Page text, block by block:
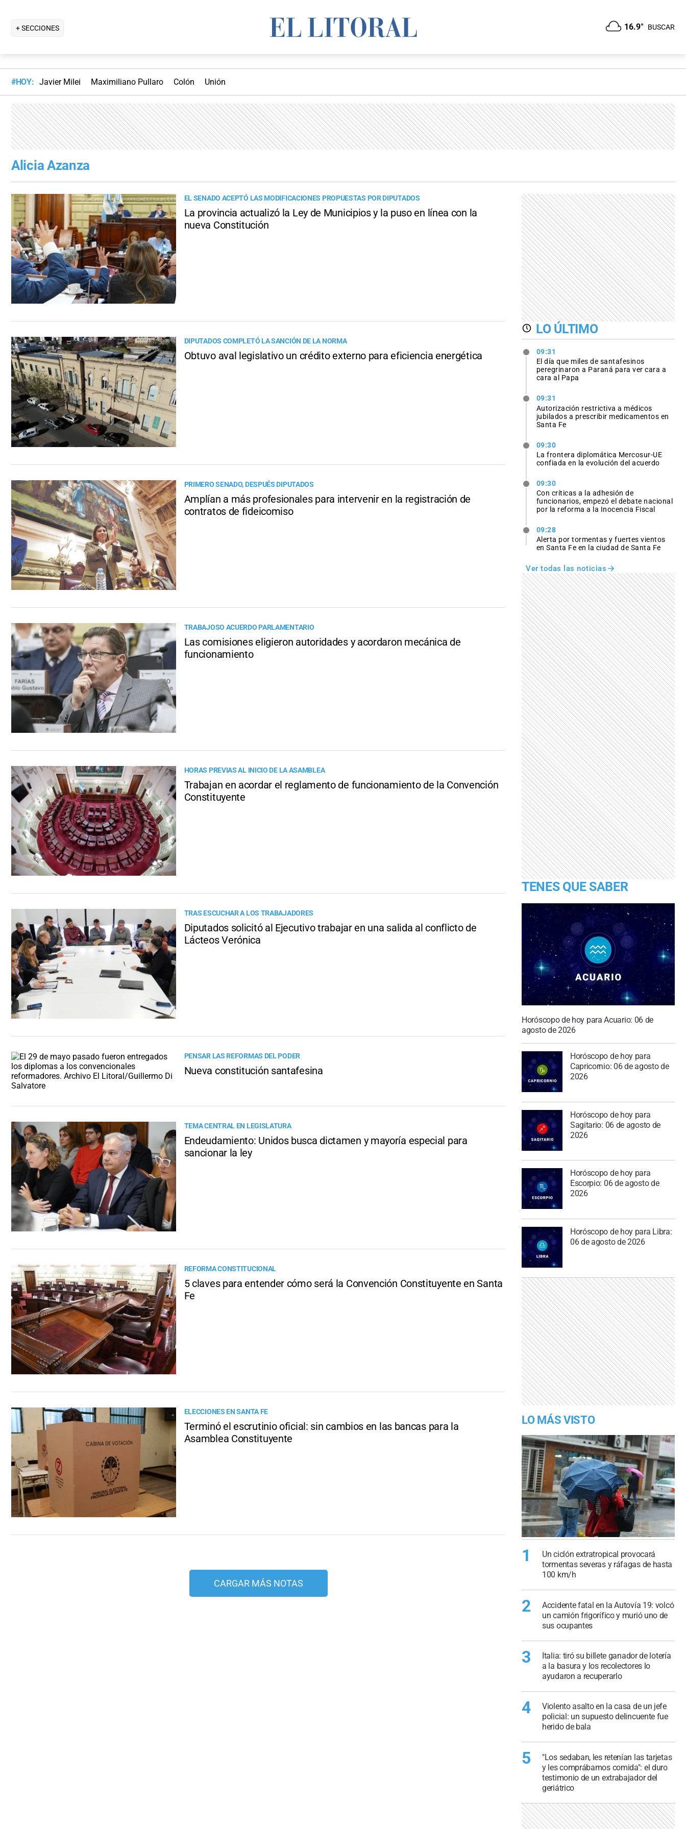
+ SECCIONES 16.9° BUSCAR
#HOY: Javier Milei Maximiliano Pullaro Colón Unión
Alicia Azanza
EL SENADO ACEPTÓ LAS MODIFICACIONES PROPUESTAS POR DIPUTADOS
La provincia actualizó la Ley de Municipios y la puso en línea con la
nueva Constitución
DIPUTADOS COMPLETÓ LA SANCIÓN DE LA NORMA
Obtuvo aval legislativo un crédito externo para eficiencia energética
PRIMERO SENADO, DESPUÉS DIPUTADOS
Amplían a más profesionales para intervenir en la registración de
contratos de fideicomiso
TRABAJOSO ACUERDO PARLAMENTARIO
Las comisiones eligieron autoridades y acordaron mecánica de
funcionamiento
HORAS PREVIAS AL INICIO DE LA ASAMBLEA
Trabajan en acordar el reglamento de funcionamiento de la Convención
Constituyente
TRAS ESCUCHAR A LOS TRABAJADORES
Diputados solicitó al Ejecutivo trabajar en una salida al conflicto de
Lácteos Verónica
PENSAR LAS REFORMAS DEL PODER
Nueva constitución santafesina
TEMA CENTRAL EN LEGISLATURA
Endeudamiento: Unidos busca dictamen y mayoría especial para
sancionar la ley
REFORMA CONSTITUCIONAL
5 claves para entender cómo será la Convención Constituyente en Santa
Fe
ELECCIONES EN SANTA FE
Terminó el escrutinio oficial: sin cambios en las bancas para la
Asamblea Constituyente
CARGAR MÁS NOTAS
LO ÚLTIMO
09:31
El día que miles de santafesinos
peregrinaron a Paraná para ver cara a
cara al Papa
09:31
Autorización restrictiva a médicos
jubilados a prescribir medicamentos en
Santa Fe
09:30
La frontera diplomática Mercosur-UE
confiada en la evolución del acuerdo
09:30
Con críticas a la adhesión de
funcionarios, empezó el debate nacional
por la reforma a la Inocencia Fiscal
09:28
Alerta por tormentas y fuertes vientos
en Santa Fe en la ciudad de Santa Fe
Ver todas las noticias
TENES QUE SABER
Horóscopo de hoy para Acuario: 06 de
agosto de 2026
Horóscopo de hoy para
Capricornio: 06 de agosto de
2026
Horóscopo de hoy para
Sagitario: 06 de agosto de
2026
Horóscopo de hoy para
Escorpio: 06 de agosto de
2026
Horóscopo de hoy para Libra:
06 de agosto de 2026
LO MÁS VISTO
1
Un ciclón extratropical provocará
tormentas severas y ráfagas de hasta
100 km/h
2
Accidente fatal en la Autovía 19: volcó
un camión frigorífico y murió uno de
sus ocupantes
3
Italia: tiró su billete ganador de lotería
a la basura y los recolectores lo
ayudaron a recuperarlo
4
Violento asalto en la casa de un jefe
policial: un supuesto delincuente fue
herido de bala
5
"Los sedaban, les retenían las tarjetas
y les comprábamos comida": el duro
testimonio de un extrabajador del
geriátrico